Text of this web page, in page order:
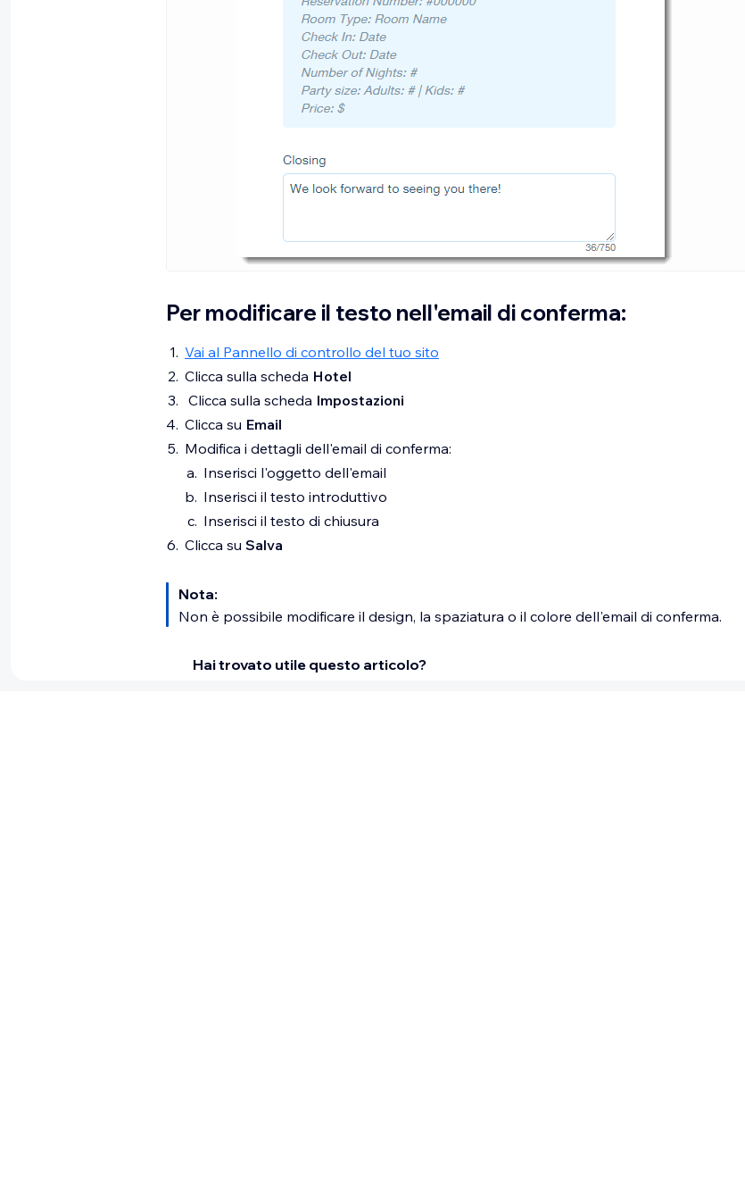
Per modificare il testo nell'email di conferma:
Vai al Pannello di controllo del tuo sito
Clicca sulla scheda Hotel
Clicca sulla scheda Impostazioni
Clicca su Email
Modifica i dettagli dell'email di conferma:
Inserisci l'oggetto dell'email
Inserisci il testo introduttivo
Inserisci il testo di chiusura
Clicca su Salva
Nota:
Non è possibile modificare il design, la spaziatura o il colore dell'email di conferma.
Hai trovato utile questo articolo?